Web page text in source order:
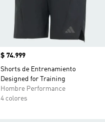
Precio
$ 74.999
Shorts de Entrenamiento
Designed for Training
Hombre Performance
4 colores